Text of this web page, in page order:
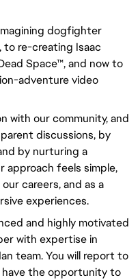
dogfighter
to re-creating Isaac
Space™, and now to
adventure video
with our community, and
discussions, by
by nurturing a
approach feels simple,
careers, and as a
experiences.
and highly motivated
with expertise in
team. You will report to
have the opportunity to